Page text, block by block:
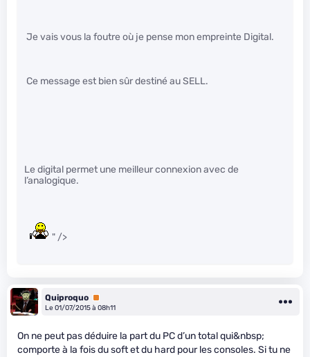
Je vais vous la foutre où je pense mon empreinte Digital.
Ce message est bien sûr destiné au SELL.
Le digital permet une meilleur connexion avec de
l’analogique.
" />
Quiproquo Premium
Le 01/07/2015 à 08h11
On ne peut pas déduire la part du PC d’un total qui&nbsp;
comporte à la fois du soft et du hard pour les consoles. Si tu ne